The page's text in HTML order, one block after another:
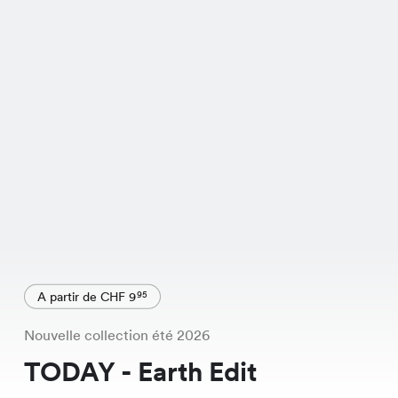
A partir de CHF 995
Nouvelle collection été 2026
TODAY - Earth Edit